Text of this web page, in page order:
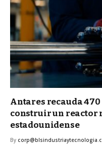
Antares recauda
construir un reactor
estadounidense
By